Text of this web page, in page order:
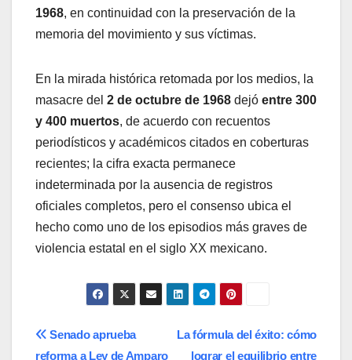
1968, en continuidad con la preservación de la
memoria del movimiento y sus víctimas.
En la mirada histórica retomada por los medios, la
masacre del 2 de octubre de 1968 dejó entre 300
y 400 muertos, de acuerdo con recuentos
periodísticos y académicos citados en coberturas
recientes; la cifra exacta permanece
indeterminada por la ausencia de registros
oficiales completos, pero el consenso ubica el
hecho como uno de los episodios más graves de
violencia estatal en el siglo XX mexicano.
Navegación
La fórmula del éxito: cómo
lograr el equilibrio entre
Senado aprueba
reforma a Ley de Amparo